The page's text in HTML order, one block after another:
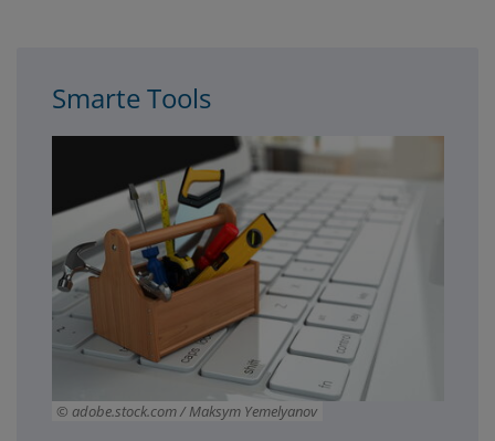
Smarte Tools
adobe.stock.com / Maksym Yemelyanov